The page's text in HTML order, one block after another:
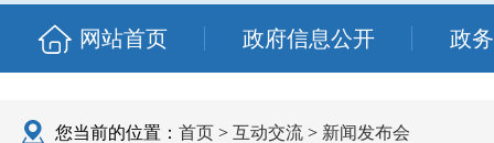
网站首页 政府信息公开 政
您当前的位置： 首页 > 互动交流 > 新闻发布会